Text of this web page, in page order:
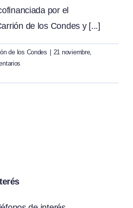
por el
de los Condes y [...]
de los Condes
21 noviembre,